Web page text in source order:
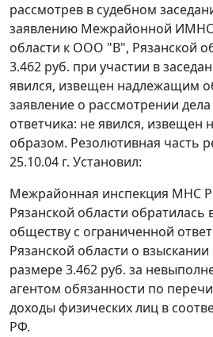
рассмотрев в судебном
заявлению Межрайонной ИМНС
области к ООО "В", Рязанской
3.462 руб. при участии в
явился, извещен надлежащим
заявление о рассмотрении дела
ответчика: не явился,
образом. Резолютивная часть
25.10.04 г. Установил:
Межрайонная инспекция МНС
Рязанской области обратилась
обществу с ограниченной
Рязанской области о
размере 3.462 руб. за
агентом обязанности по
доходы физических лиц в
РФ.